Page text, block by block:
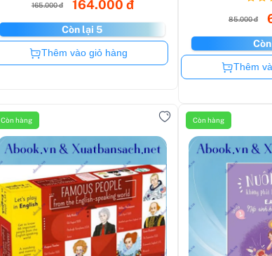
165.000 đ 164.000 đ
Còn lại 5
Còn hàng
Thêm vào giỏ hàng
85.000 đ
Còn
Thêm
Còn hàng Còn hàng